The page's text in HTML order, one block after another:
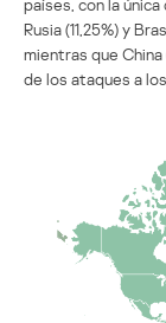
Rusia (11,25%) y
mientras que
de los ataques a